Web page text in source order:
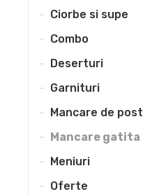
Ciorbe si supe
Combo
Deserturi
Garnituri
Mancare de post
Mancare gatita
Meniuri
Oferte